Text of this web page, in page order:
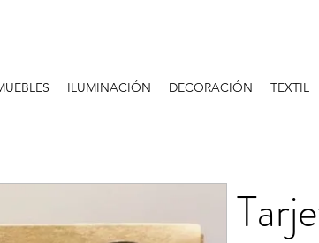
ILUMINACIÓN DECORACIÓN TEXTIL